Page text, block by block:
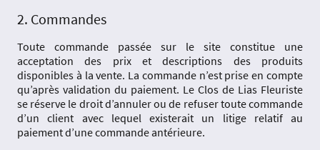
2. Commandes
Toute commande passée sur le site constitue une
acceptation des prix et descriptions des produits
disponibles à la vente. La commande n’est prise en compte
qu’après validation du paiement. Le Clos de Lias Fleuriste
se réserve le droit d’annuler ou de refuser toute commande
d’un client avec lequel existerait un litige relatif au
paiement d’une commande antérieure.